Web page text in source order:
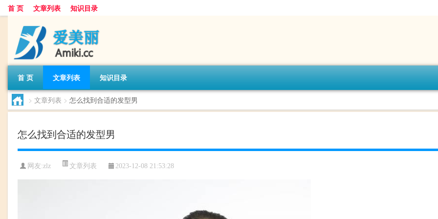
首 页 文章列表 知识目录
首 页 文章列表 知识目录
> 文章列表 > 怎么找到合适的发型男
怎么找到合适的发型男
网友:zlz 文章列表 2023-12-08 21:53:28